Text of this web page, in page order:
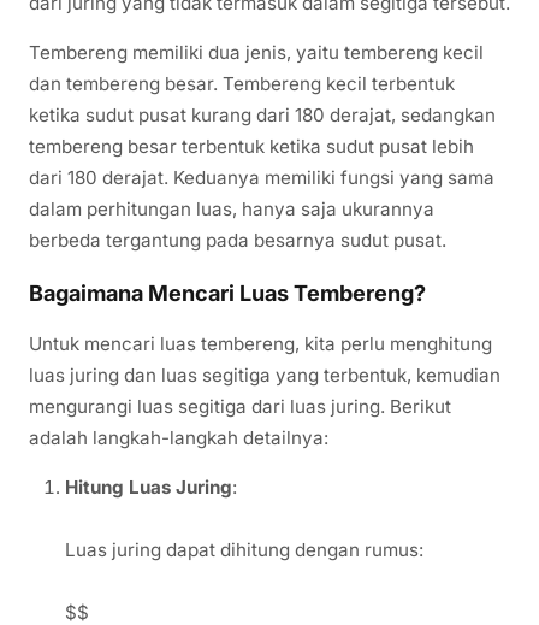
Tembereng memiliki dua jenis, yaitu tembereng kecil
dan tembereng besar. Tembereng kecil terbentuk
ketika sudut pusat kurang dari 180 derajat, sedangkan
tembereng besar terbentuk ketika sudut pusat lebih
dari 180 derajat. Keduanya memiliki fungsi yang sama
dalam perhitungan luas, hanya saja ukurannya
berbeda tergantung pada besarnya sudut pusat.
Bagaimana Mencari Luas Tembereng?
Untuk mencari luas tembereng, kita perlu menghitung
luas juring dan luas segitiga yang terbentuk, kemudian
mengurangi luas segitiga dari luas juring. Berikut
adalah langkah-langkah detailnya:
Hitung Luas Juring:
Luas juring dapat dihitung dengan rumus:
$$